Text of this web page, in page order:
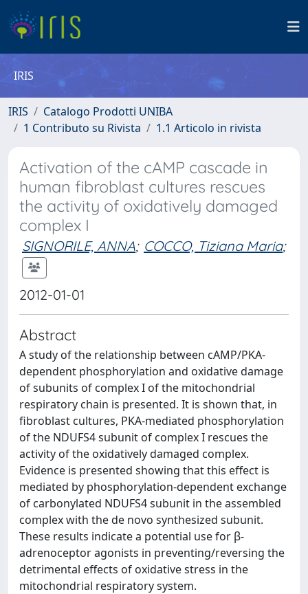
IRIS
IRIS
Catalogo Prodotti UNIBA
1 Contributo su Rivista
1.1 Articolo in rivista
Activation of the cAMP cascade in
human fibroblast cultures rescues
the activity of oxidatively damaged
complex I
SIGNORILE, ANNA; COCCO, Tiziana Maria;
2012-01-01
Abstract
A study of the relationship between cAMP/PKA-
dependent phosphorylation and oxidative damage
of subunits of complex I of the mitochondrial
respiratory chain is presented. It is shown that, in
fibroblast cultures, PKA-mediated phosphorylation
of the NDUFS4 subunit of complex I rescues the
activity of the oxidatively damaged complex.
Evidence is presented showing that this effect is
mediated by phosphorylation-dependent exchange
of carbonylated NDUFS4 subunit in the assembled
complex with the de novo synthesized subunit.
These results indicate a potential use for β-
adrenoceptor agonists in preventing/reversing the
detrimental effects of oxidative stress in the
mitochondrial respiratory system.